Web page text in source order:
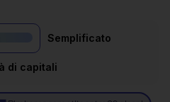
Semplificato
di capitali